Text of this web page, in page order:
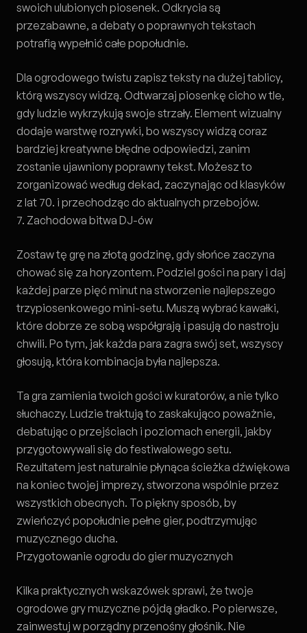
swoich ulubionych piosenek. Odkrycia są
przezabawne, a debaty o poprawnych tekstach
potrafią wypełnić całe popołudnie.
Dla ogrodowego twistu zapisz teksty na dużej tablicy,
którą wszyscy widzą. Odtwarzaj piosenkę cicho w tle,
gdy ludzie wykrzykują swoje strzały. Element wizualny
dodaje warstwę rozrywki, bo wszyscy widzą coraz
bardziej kreatywne błędne odpowiedzi, zanim
zostanie ujawniony poprawny tekst. Możesz to
zorganizować według dekad, zaczynając od klasyków
z lat 70. i przechodząc do aktualnych przebojów.
7. Zachodowa bitwa DJ-ów
Zostaw tę grę na złotą godzinę, gdy słońce zaczyna
chować się za horyzontem. Podziel gości na pary i daj
każdej parze pięć minut na stworzenie najlepszego
trzypiosenkowego mini-setu. Muszą wybrać kawałki,
które dobrze ze sobą współgrają i pasują do nastroju
chwili. Po tym, jak każda para zagra swój set, wszyscy
głosują, która kombinacja była najlepsza.
Ta gra zamienia twoich gości w kuratorów, a nie tylko
słuchaczy. Ludzie traktują to zaskakująco poważnie,
debatując o przejściach i poziomach energii, jakby
przygotowywali się do festiwalowego setu.
Rezultatem jest naturalnie płynąca ścieżka dźwiękowa
na koniec twojej imprezy, stworzona wspólnie przez
wszystkich obecnych. To piękny sposób, by
zwieńczyć popołudnie pełne gier, podtrzymując
muzycznego ducha.
Przygotowanie ogrodu do gier muzycznych
Kilka praktycznych wskazówek sprawi, że twoje
ogrodowe gry muzyczne pójdą gładko. Po pierwsze,
zainwestuj w porządny przenośny głośnik. Nie